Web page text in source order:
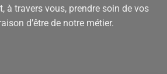
à travers vous, prendre soin de vos
d’être de notre métier.